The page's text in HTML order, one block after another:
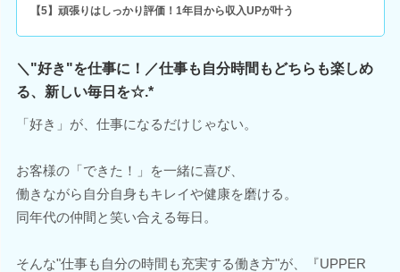
【5】頑張りはしっかり評価！1年目から収入UPが叶う
＼"好き"を仕事に！／仕事も自分時間もどちらも楽しめ
る、新しい毎日を☆.*
「好き」が、仕事になるだけじゃない。
お客様の「できた！」を一緒に喜び、
働きながら自分自身もキレイや健康を磨ける。
同年代の仲間と笑い合える毎日。
そんな"仕事も自分の時間も充実する働き方"が、『UPPER